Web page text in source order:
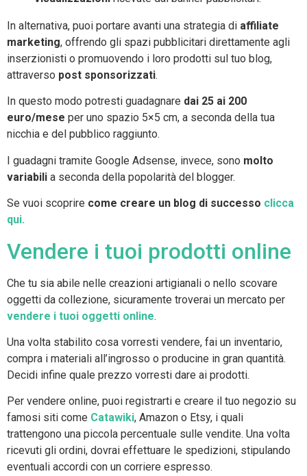
In alternativa, puoi portare avanti una strategia di affiliate
marketing, offrendo gli spazi pubblicitari direttamente agli
inserzionisti o promuovendo i loro prodotti sul tuo blog,
attraverso post sponsorizzati.
In questo modo potresti guadagnare dai 25 ai 200
euro/mese per uno spazio 5×5 cm, a seconda della tua
nicchia e del pubblico raggiunto.
I guadagni tramite Google Adsense, invece, sono molto
variabili a seconda della popolarità del blogger.
Se vuoi scoprire come creare un blog di successo clicca
qui.
Vendere i tuoi prodotti online
Che tu sia abile nelle creazioni artigianali o nello scovare
oggetti da collezione, sicuramente troverai un mercato per
vendere i tuoi oggetti online.
Una volta stabilito cosa vorresti vendere, fai un inventario,
compra i materiali all’ingrosso o producine in gran quantità.
Decidi infine quale prezzo vorresti dare ai prodotti.
Per vendere online, puoi registrarti e creare il tuo negozio su
famosi siti come Catawiki, Amazon o Etsy, i quali
trattengono una piccola percentuale sulle vendite. Una volta
ricevuti gli ordini, dovrai effettuare le spedizioni, stipulando
eventuali accordi con un corriere espresso.